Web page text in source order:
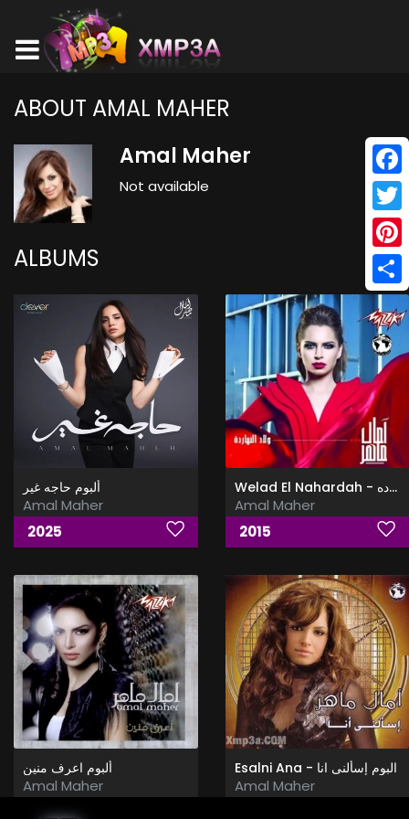
ABOUT AMAL MAHER
Amal Maher
Not available
ALBUMS
ألبوم حاجه غير
Amal Maher
2025
Welad El Nahardah - ولاد النهارده
Amal Maher
2015
ألبوم اعرف منين
Amal Maher
2011
Esalni Ana - البوم إسألنى انا
Amal Maher